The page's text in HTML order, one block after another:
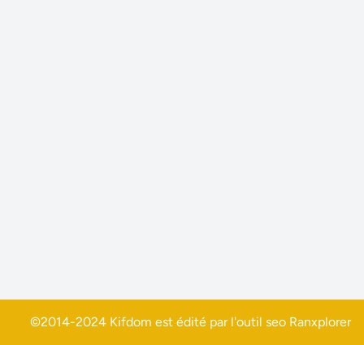
©2014-2024 Kifdom est édité par l'outil seo Ranxplorer